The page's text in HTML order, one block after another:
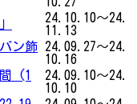
24.10.10～24.
11.13
ン飾
24.09.27～24.
10.16
(1
24.09.10～24.
10.10